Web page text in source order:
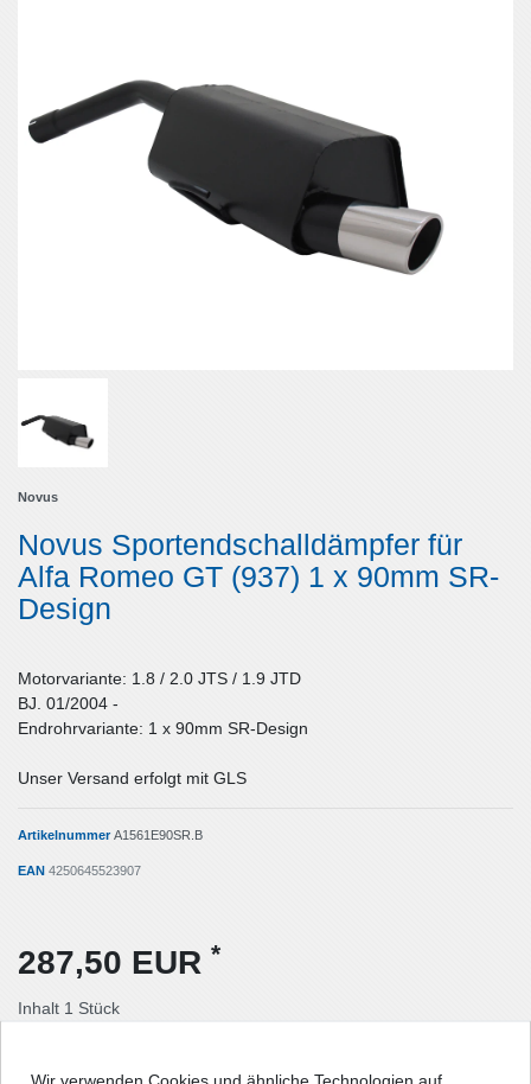
Novus
Novus Sportendschalldämpfer für
Alfa Romeo GT (937) 1 x 90mm SR-
Design
Motorvariante: 1.8 / 2.0 JTS / 1.9 JTD
BJ. 01/2004 -
Endrohrvariante: 1 x 90mm SR-Design
Unser Versand erfolgt mit GLS
ArtikelnummerA1561E90SR.B
EAN 4250645523907
287,50 EUR *
Inhalt 1 Stück
Wir verwenden Cookies und ähnliche Technologien auf